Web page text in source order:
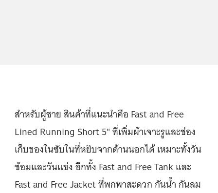
สำหรับผู้ชาย สินค้าที่แนะนำคือ Fast and Free
Lined Running Short 5" ที่เพิ่มผ้าเจาะรูและช่อง
เก็บของในซับในที่หยิบจากด้านนอกได้ เหมาะทั้งวัน
ซ้อมและวันแข่ง อีกทั้ง Fast and Free Tank และ
Fast and Free Jacket ที่พกพาสะดวก กันน้ำ กันลม